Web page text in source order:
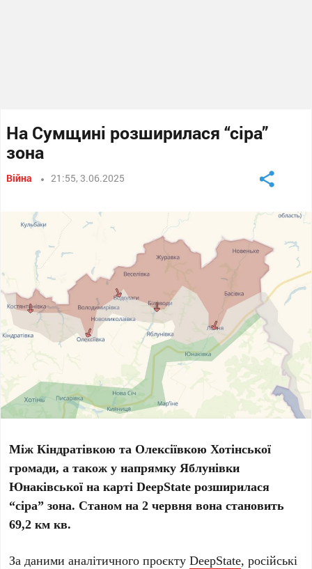
На Сумщині розширилася “сіра”
зона
Війна 21:55, 3.06.2025
Між Кіндратівкою та Олексіївкою Хотінської
громади, а також у напрямку Яблунівки
Юнаківської на карті DeepState розширилася
“сіра” зона. Станом на 2 червня вона становить
69,2 км кв.
За даними аналітичного проєктуDeepState, російські